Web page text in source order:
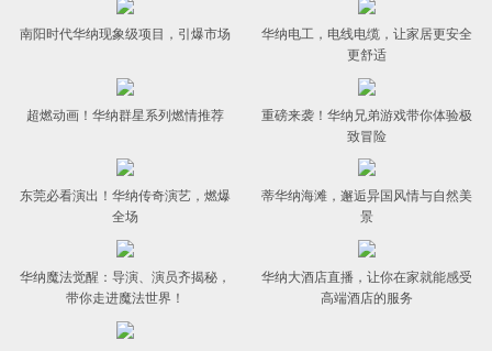
南阳时代华纳现象级项目，引爆市场
华纳电工，电线电缆，让家居更安全
更舒适
超燃动画！华纳群星系列燃情推荐
重磅来袭！华纳兄弟游戏带你体验极
致冒险
东莞必看演出！华纳传奇演艺，燃爆
全场
蒂华纳海滩，邂逅异国风情与自然美
景
华纳魔法觉醒：导演、演员齐揭秘，
带你走进魔法世界！
华纳大酒店直播，让你在家就能感受
高端酒店的服务